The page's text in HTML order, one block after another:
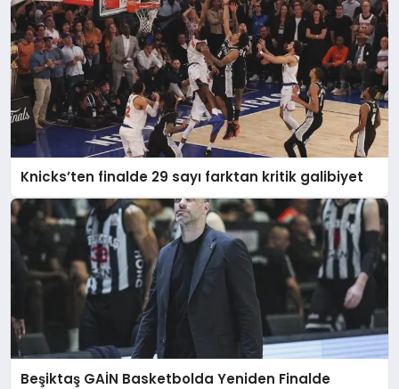
Knicks’ten finalde 29 sayı farktan kritik galibiyet
Beşiktaş GAİN Basketbolda Yeniden Finalde